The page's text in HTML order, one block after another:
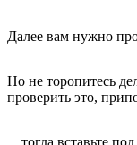
Далее вам нужно
Но не торопитесь
проверить это,
…тогда вставьте